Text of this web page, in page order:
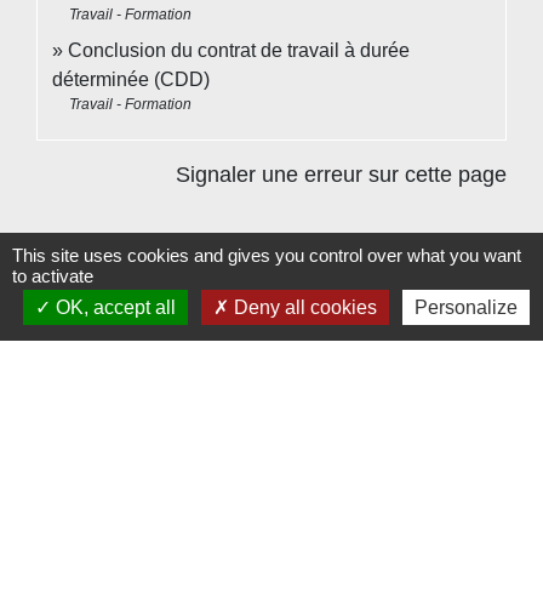
Travail - Formation
Conclusion du contrat de travail à durée
déterminée (CDD)
Travail - Formation
Signaler une erreur sur cette page
Contacts
This site uses cookies and gives you control over what you want
to activate
OK, accept all
Deny all cookies Personalize